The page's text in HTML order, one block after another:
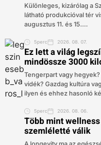
Különleges, kizárólag a
látható produkcióval tér
augusztus 11. és 15....
5perc 2026. 08. 07.
Ez lett a világ
mindössze 3000
Tengerpart vagy
vidék? Gazdag kultúra
ilyen és ehhez hasonló
5perc 2026. 08. 06.
Több mint
szemléletté válik